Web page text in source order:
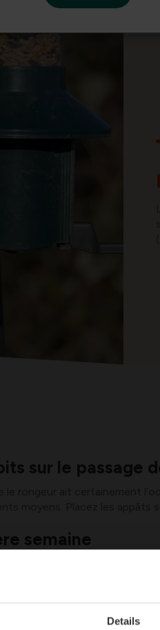
Details
sur le passage
semaine
pas tout de suite.
d'appâtage à
la deuxième semaine, il